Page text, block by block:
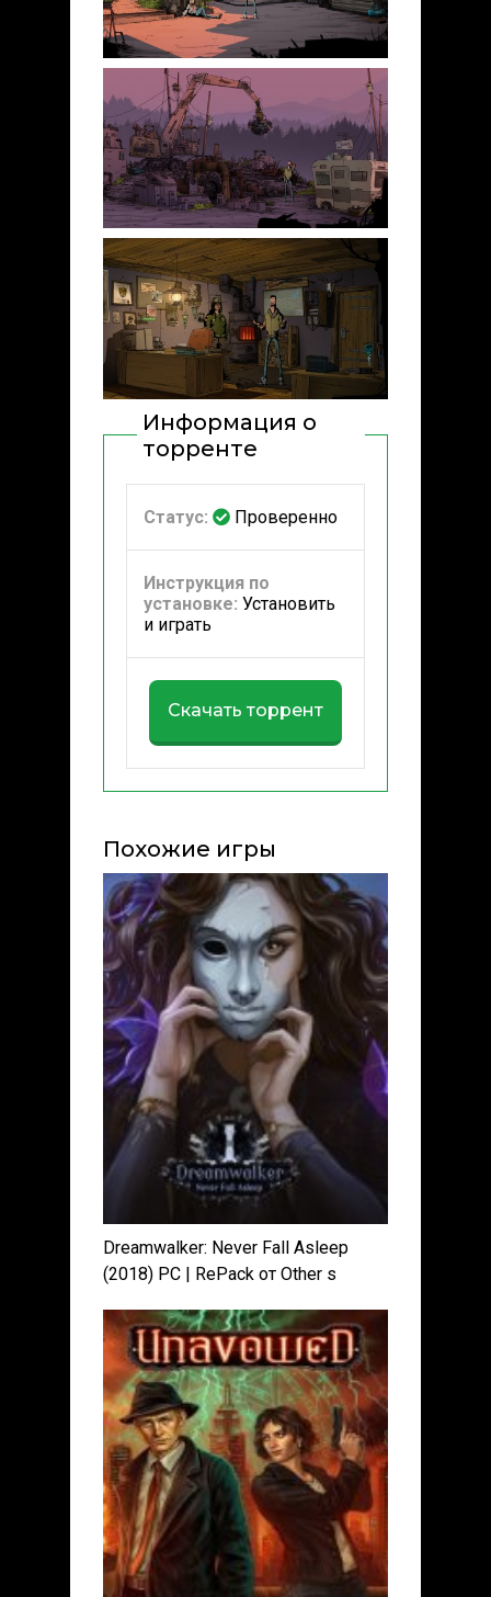
Информация о
торренте
Статус: Проверенно
Инструкция по
установке: Установить
и играть
Скачать торрент
Похожие игры
Dreamwalker: Never Fall Asleep
(2018) PC | RePack от Other s